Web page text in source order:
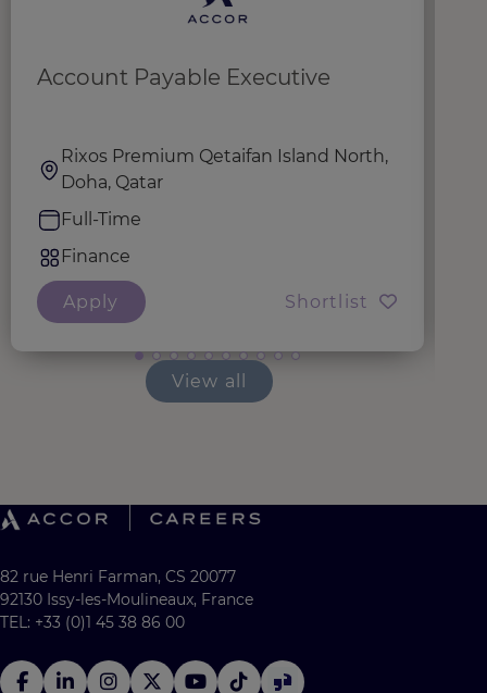
Account Payable Executive
Rixos Premium Qetaifan Island North,
Doha, Qatar
Full-Time
Finance
Apply Shortlist
View all
82 rue Henri Farman, CS 20077
92130 Issy-les-Moulineaux, France
TEL: +33 (0)1 45 38 86 00